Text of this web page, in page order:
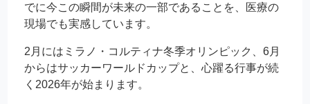
でに今この瞬間が未来の一部であることを、医療の
現場でも実感しています。
2月にはミラノ・コルティナ冬季オリンピック、6月
からはサッカーワールドカップと、心躍る行事が続
く2026年が始まります。